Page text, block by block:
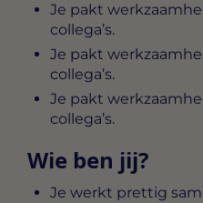
Je pakt
collega’s.
Je pakt
collega’s.
Je pakt
collega’s.
Wie ben jij?
Je werkt prettig